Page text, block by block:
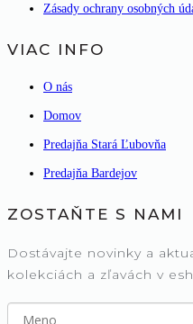
Zásady ochrany osobných
VIAC INFO
O nás
Domov
Predajňa Stará Ľubovňa
Predajňa Bardejov
ZOSTAŇTE S NAMI
Dostávajte novinky a
kolekciách a zľavách v